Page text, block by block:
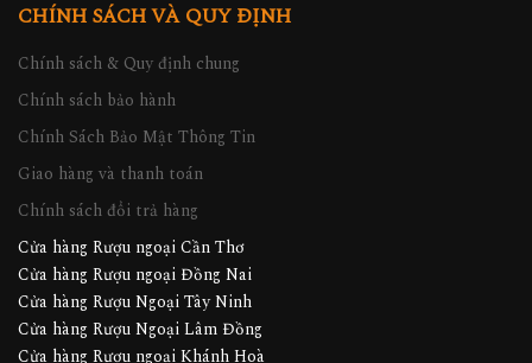
CHÍNH SÁCH VÀ QUY ĐỊNH
Chính sách & Quy định chung
Chính sách bảo hành
Chính Sách Bảo Mật Thông Tin
Giao hàng và thanh toán
Chính sách đổi trả hàng
Cửa hàng Rượu ngoại Cần Thơ
Cửa hàng Rượu ngoại Đồng Nai
Cửa hàng Rượu Ngoại Tây Ninh
Cửa hàng Rượu Ngoại Lâm Đồng
Cửa hàng Rượu ngoại Khánh Hoà